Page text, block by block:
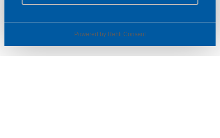
Powered by Rehti Consent